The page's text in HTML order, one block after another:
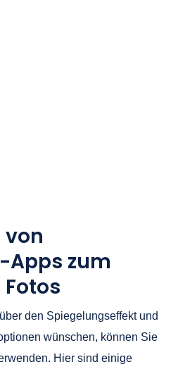
zum
den Spiegelungseffekt und
wünschen, können Sie
Hier sind einige